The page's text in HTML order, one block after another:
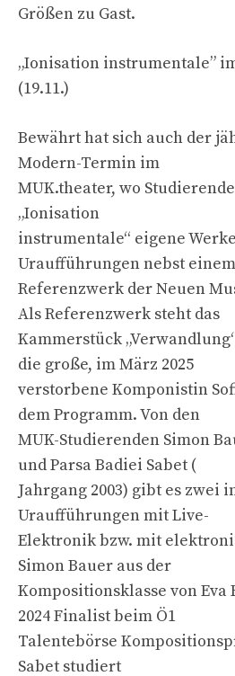
Größen zu Gast.
„Ionisation instrumentale”
(19.11.)
Bewährt hat sich auch der
Modern-Termin im
MUK.theater, wo
„Ionisation
instrumentale“ eigene
Uraufführungen nebst einem
Referenzwerk der Neuen
Als Referenzwerk steht das
Kammerstück
die große, im März 2025
verstorbene Komponistin
dem Programm. Von den
MUK-Studierenden Simon
und Parsa Badiei Sabet (
Jahrgang 2003) gibt es zwei
Uraufführungen mit Live-
Elektronik bzw. mit
Simon Bauer aus der
Kompositionsklasse von
2024 Finalist beim Ö1
Talentebörse
Sabet studiert